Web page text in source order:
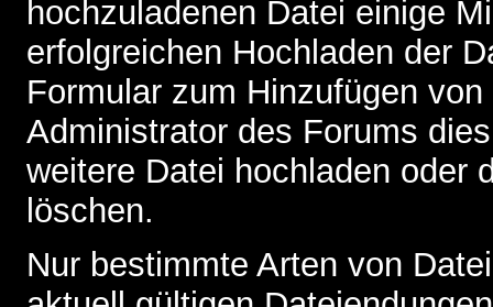
hochzuladenen Datei einige
erfolgreichen Hochladen der
Formular zum Hinzufügen
Administrator des Forums
weitere Datei hochladen oder
löschen.
Nur bestimmte Arten von